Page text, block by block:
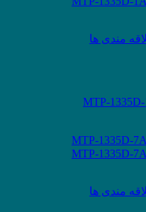
مندی ها
مندی ها